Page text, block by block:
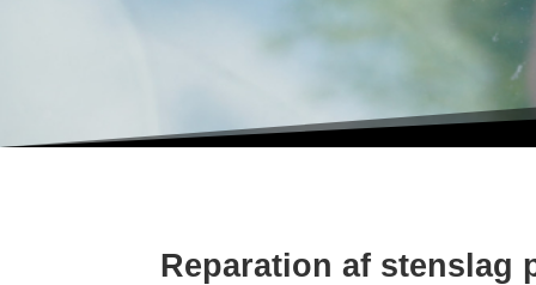
Reparation af stenslag